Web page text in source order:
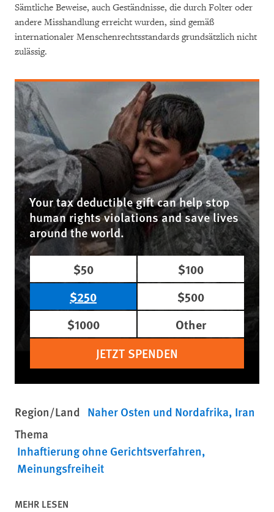
Sämtliche Beweise, auch Geständnisse, die durch Folter oder
andere Misshandlung erreicht wurden, sind gemäß
internationaler Menschenrechtsstandards grundsätzlich nicht
zulässig.
Your tax deductible gift can help stop
human rights violations and save lives
around the world.
$50
$100
$250
$500
$1000
Other
JETZT SPENDEN
Region/Land Naher Osten und Nordafrika Iran
Thema
Inhaftierung ohne Gerichtsverfahren
Meinungsfreiheit
MEHR LESEN